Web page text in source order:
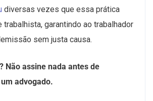
diversas vezes que essa prática
trabalhista, garantindo ao trabalhador
sem justa causa.
Não assine nada antes de
advogado.